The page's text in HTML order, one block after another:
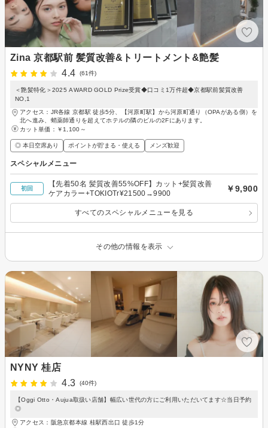
Zina 京都駅前 髪質改善&トリートメント&艶髪
4.4
(61件)
＜艶髪特化＞2025 AWARD GOLD Prize受賞◆口コミ1万件超◆京都駅前髪質改善
NO,1
アクセス：JR各線 京都駅 徒歩5分、【河原町駅】から河原町通り（OPAがある側）を
北へ進み、蛸薬師通りを超えてホテルの隣のビルの2Fにあります。
カット単価： ￥1,100～
◎ 本日空席あり ポイントが貯まる・使える メンズ歓迎
スペシャルメニュー
初回
【先着50名 髪質改善55%OFF】カット+髪質改善
ケアカラー+TOKIOTr¥21500→9900
￥9,900
すべてのスペシャルメニューを見る
その他の情報を表示
NYNY 桂店
4.3
(40件)
【Oggi Otto・Aujua取扱い店舗】幅広い世代の方にご利用いただいてます☆当日予約
◎
アクセス：阪急京都本線 桂駅西出口 徒歩1分